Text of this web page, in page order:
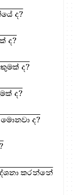
ද?
ද?
ද?
ද?
ද?
කරන්නේ